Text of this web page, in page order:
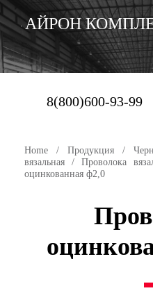
АЙРОН
8(800)600-93-99
Home / Продукция /
вязальная / Проволока
оцинкованная ф2,0